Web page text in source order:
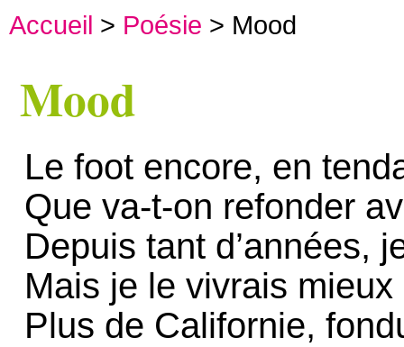
Accueil > Poésie > Mood
Mood
Le foot encore, en
Que va-t-on refonder
Depuis tant d’années,
Mais je le vivrais
Plus de Californie,